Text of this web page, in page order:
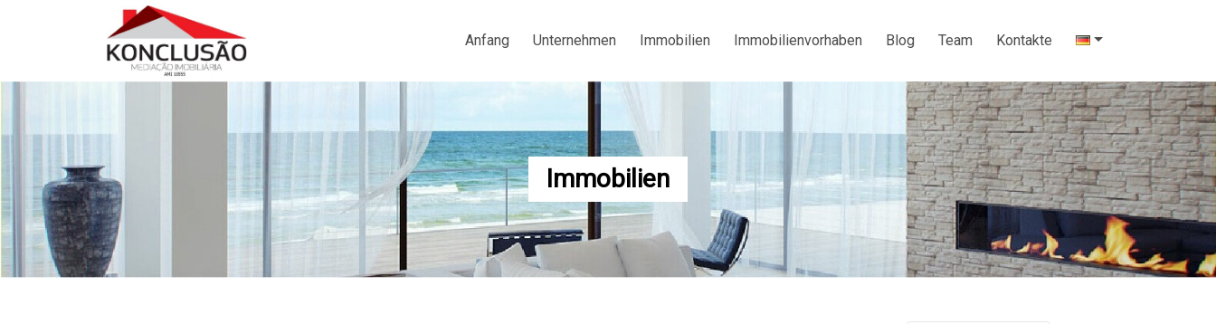
Anfang Unternehmen Immobilien Immobilienvorhaben Blog Team Kontakte
Immobilien